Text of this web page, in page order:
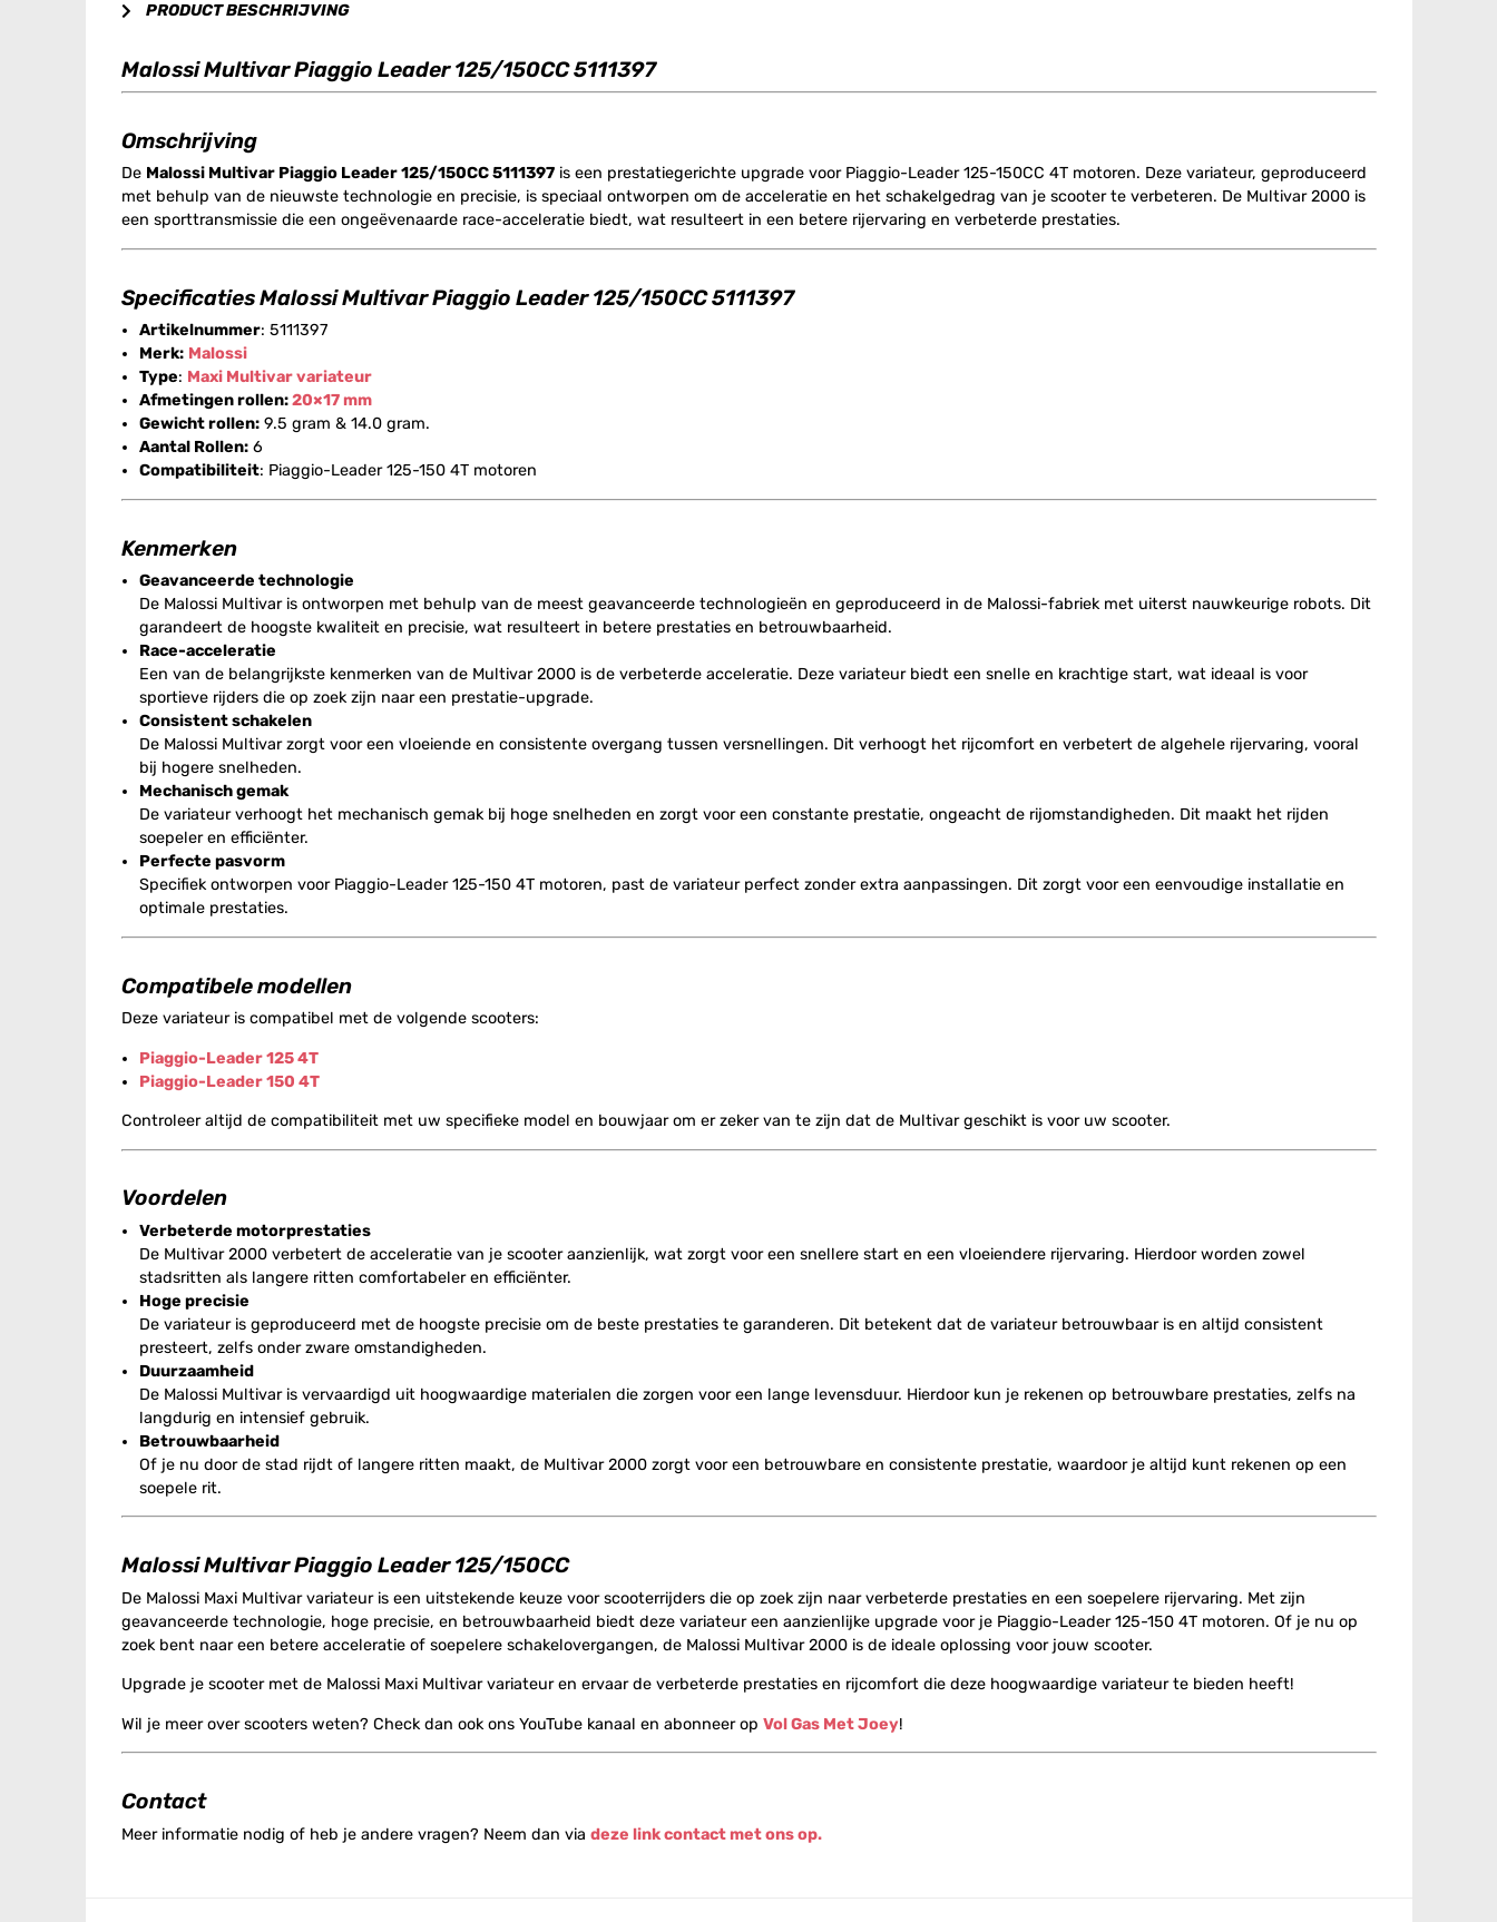
PRODUCT BESCHRIJVING
Malossi Multivar Piaggio Leader 125/150CC 5111397
Omschrijving
De Malossi Multivar Piaggio Leader 125/150CC 5111397is een prestatiegerichte upgrade voor Piaggio-Leader 125-150CC 4T motoren. Deze variateur, geproduceerd
met behulp van de nieuwste technologie en precisie, is speciaal ontworpen om de acceleratie en het schakelgedrag van je scooter te verbeteren. De Multivar 2000 is
een sporttransmissie die een ongeëvenaarde race-acceleratie biedt, wat resulteert in een betere rijervaring en verbeterde prestaties.
Specificaties Malossi Multivar Piaggio Leader 125/150CC 5111397
Artikelnummer: 5111397
Merk: Malossi
Type: Maxi Multivar variateur
Afmetingen rollen:20×17 mm
Gewicht rollen:9.5 gram & 14.0 gram.
Aantal Rollen:6
Compatibiliteit: Piaggio-Leader 125-150 4T motoren
Kenmerken
Geavanceerde technologie
De Malossi Multivar is ontworpen met behulp van de meest geavanceerde technologieën en geproduceerd in de Malossi-fabriek met uiterst nauwkeurige robots. Dit
garandeert de hoogste kwaliteit en precisie, wat resulteert in betere prestaties en betrouwbaarheid.
Race-acceleratie
Een van de belangrijkste kenmerken van de Multivar 2000 is de verbeterde acceleratie. Deze variateur biedt een snelle en krachtige start, wat ideaal is voor
sportieve rijders die op zoek zijn naar een prestatie-upgrade.
Consistent schakelen
De Malossi Multivar zorgt voor een vloeiende en consistente overgang tussen versnellingen. Dit verhoogt het rijcomfort en verbetert de algehele rijervaring, vooral
bij hogere snelheden.
Mechanisch gemak
De variateur verhoogt het mechanisch gemak bij hoge snelheden en zorgt voor een constante prestatie, ongeacht de rijomstandigheden. Dit maakt het rijden
soepeler en efficiënter.
Perfecte pasvorm
Specifiek ontworpen voor Piaggio-Leader 125-150 4T motoren, past de variateur perfect zonder extra aanpassingen. Dit zorgt voor een eenvoudige installatie en
optimale prestaties.
Compatibele modellen
Deze variateur is compatibel met de volgende scooters:
Piaggio-Leader 125 4T
Piaggio-Leader 150 4T
Controleer altijd de compatibiliteit met uw specifieke model en bouwjaar om er zeker van te zijn dat de Multivar geschikt is voor uw scooter.
Voordelen
Verbeterde motorprestaties
De Multivar 2000 verbetert de acceleratie van je scooter aanzienlijk, wat zorgt voor een snellere start en een vloeiendere rijervaring. Hierdoor worden zowel
stadsritten als langere ritten comfortabeler en efficiënter.
Hoge precisie
De variateur is geproduceerd met de hoogste precisie om de beste prestaties te garanderen. Dit betekent dat de variateur betrouwbaar is en altijd consistent
presteert, zelfs onder zware omstandigheden.
Duurzaamheid
De Malossi Multivar is vervaardigd uit hoogwaardige materialen die zorgen voor een lange levensduur. Hierdoor kun je rekenen op betrouwbare prestaties, zelfs na
langdurig en intensief gebruik.
Betrouwbaarheid
Of je nu door de stad rijdt of langere ritten maakt, de Multivar 2000 zorgt voor een betrouwbare en consistente prestatie, waardoor je altijd kunt rekenen op een
soepele rit.
Malossi Multivar Piaggio Leader 125/150CC
De Malossi Maxi Multivar variateur is een uitstekende keuze voor scooterrijders die op zoek zijn naar verbeterde prestaties en een soepelere rijervaring. Met zijn
geavanceerde technologie, hoge precisie, en betrouwbaarheid biedt deze variateur een aanzienlijke upgrade voor je Piaggio-Leader 125-150 4T motoren. Of je nu op
zoek bent naar een betere acceleratie of soepelere schakelovergangen, de Malossi Multivar 2000 is de ideale oplossing voor jouw scooter.
Upgrade je scooter met de Malossi Maxi Multivar variateur en ervaar de verbeterde prestaties en rijcomfort die deze hoogwaardige variateur te bieden heeft!
Wil je meer over scooters weten? Check dan ook ons YouTube kanaal en abonneer op Vol Gas Met Joey!
Contact
Meer informatie nodig of heb je andere vragen? Neem dan via deze link contact met ons op.